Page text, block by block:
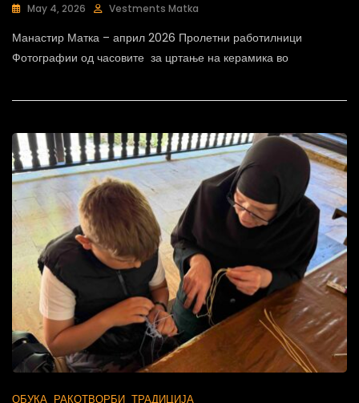
May 4, 2026 Vestments Matka
Манастир Матка – април 2026 Пролетни работилници
Фотографии од часовите за цртање на керамика во
ОБУКА РАКОТВОРБИ ТРАДИЦИЈА